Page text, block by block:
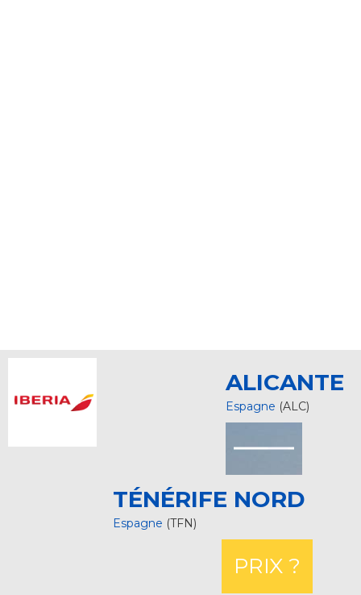
ALICANTE
Espagne (ALC)
TÉNÉRIFE NORD
Espagne (TFN)
PRIX ?